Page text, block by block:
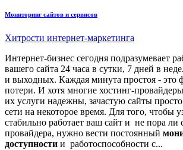
Мониторинг сайтов и сервисов
Хитрости интернет-маркетинга
Интернет-бизнес сегодня подразумевает
вашего сайта 24 часа в сутки, 7 дней в
и выходных. Каждая минута простоя - это
потери. И хотя многие хостинг-
их услуги надежны, зачастую сайты
сети на некоторое время. Для того, чтобы
стабильно работает ваш сайт и не пора ли
провайдера, нужно вести постоянный
доступности и работоспособности с...